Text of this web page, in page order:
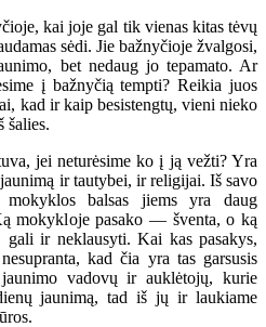
kai joje gal tik vienas kitas tėvų
sėdi. Jie bažnyčioje žvalgosi,
bet nedaug jo tepamato. Ar
į bažnyčią tempti? Reikia juos
kad ir kaip besistengtų, vieni nieko
šalies.
jei neturėsime ko į ją vežti? Yra
ir tautybei, ir religijai. Iš savo
balsas jiems yra daug
mokykloje pasako — šventa, o ką
ir neklausyti. Kai kas pasakys,
kad čia yra tas garsusis
vadovų ir auklėtojų, kurie
jaunimą, tad iš jų ir laukiame